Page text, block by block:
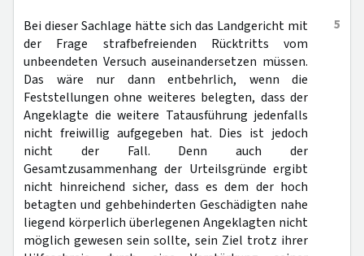
5
Bei dieser Sachlage hätte sich das Landgericht mit
der Frage strafbefreienden Rücktritts vom
unbeendeten Versuch auseinandersetzen müssen.
Das wäre nur dann entbehrlich, wenn die
Feststellungen ohne weiteres belegten, dass der
Angeklagte die weitere Tatausführung jedenfalls
nicht freiwillig aufgegeben hat. Dies ist jedoch
nicht der Fall. Denn auch der
Gesamtzusammenhang der Urteilsgründe ergibt
nicht hinreichend sicher, dass es dem der hoch
betagten und gehbehinderten Geschädigten nahe
liegend körperlich überlegenen Angeklagten nicht
möglich gewesen sein sollte, sein Ziel trotz ihrer